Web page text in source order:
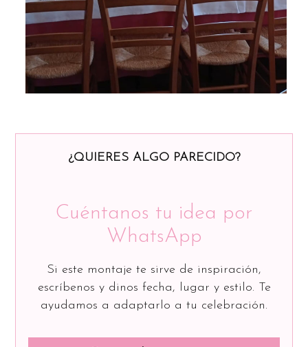
¿QUIERES ALGO PARECIDO?
Cuéntanos tu idea por
WhatsApp
Si este montaje te sirve de inspiración,
escríbenos y dinos fecha, lugar y estilo. Te
ayudamos a adaptarlo a tu celebración.